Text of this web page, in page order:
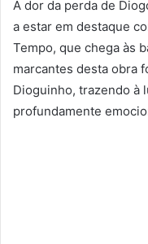
A dor da perda de
a estar em destaque
Tempo, que chega às
marcantes desta obra
Dioguinho, trazendo à
profundamente